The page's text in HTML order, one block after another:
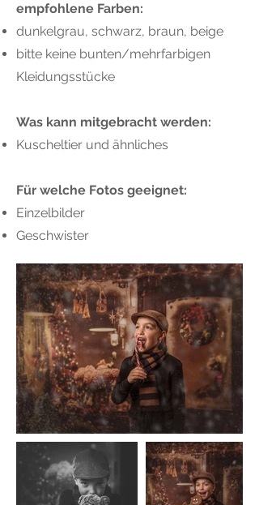
empfohlene Farben:
dunkelgrau, schwarz, braun, beige
bitte keine bunten/mehrfarbigen
Kleidungsstücke
Was kann mitgebracht werden:
Kuscheltier und ähnliches
Für welche Fotos geeignet:
Einzelbilder
Geschwister